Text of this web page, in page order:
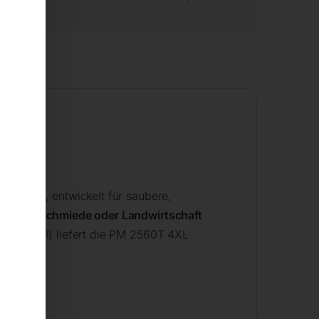
, entwickelt für saubere,
Schmiede oder Landwirtschaft
liefert die PM 2560T 4XL